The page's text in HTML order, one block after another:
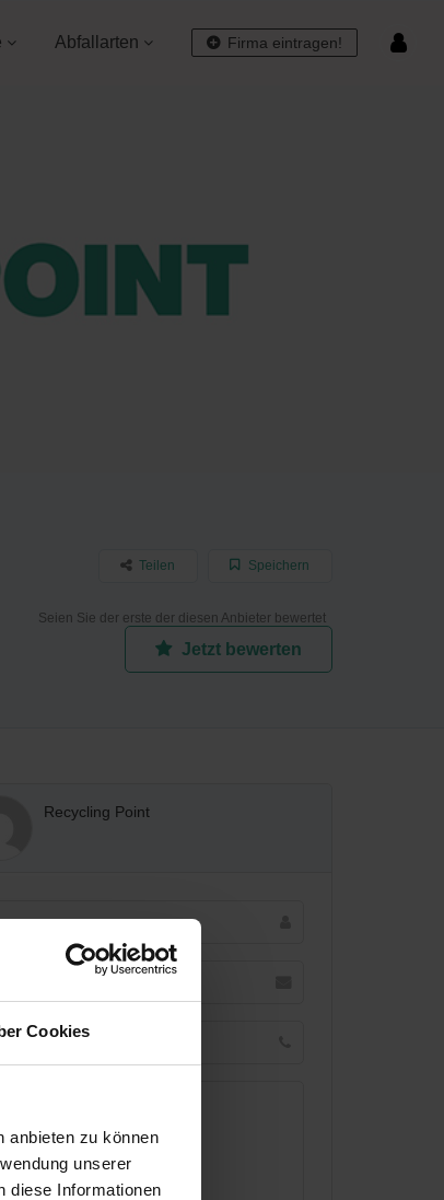
Cookies
anbieten zu können
unserer
diese Informationen
Firma eintragen!
Abfallarten
Speichern
Teilen
Seien Sie der erste der diesen Anbieter bewertet
Jetzt bewerten
Recycling Point